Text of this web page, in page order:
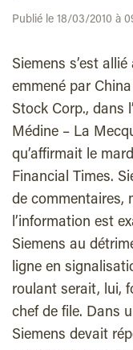
Publié le 18/03/2010 à
Siemens s’est
emmené par
Stock Corp., dans
Médine – La
qu’affirmait le
Financial Times.
de commentaires,
l’information est
Siemens au
ligne en
roulant serait, lui,
chef de file. Dans
Siemens devait